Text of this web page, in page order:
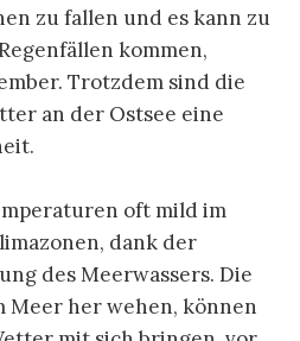
zu fallen und es kann zu
kommen,
Trotzdem sind die
an der Ostsee eine
oft mild im
dank der
des Meerwassers. Die
Meer her wehen, können